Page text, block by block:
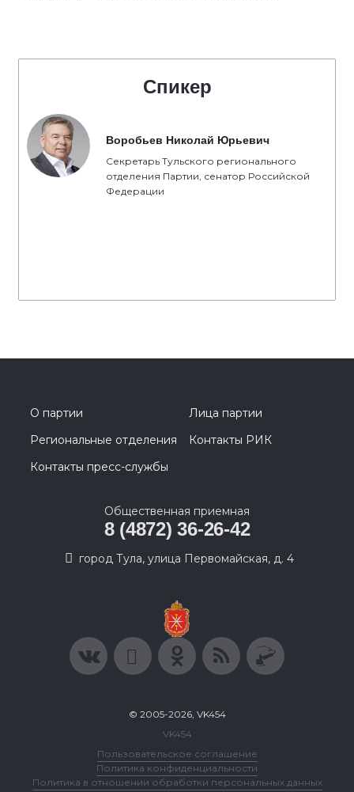
Спикер
Воробьев Николай Юрьевич
Секретарь Тульского регионального
отделения Партии, сенатор Российской
Федерации
О партии
Лица партии
Региональные отделения
Контакты РИК
Контакты пресс-службы
Общественная приемная
8 (4872) 36-26-42
город Тула, улица Первомайская, д. 4
© 2005-2026, VK454
VK454
Пользовательское соглашение
Политика конфиденциальности
Политика в отношении обработки персональных данных